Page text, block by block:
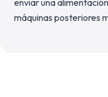
enviar una
máquinas posteriores